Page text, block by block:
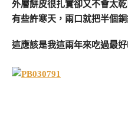
外層餅皮很扎實卻又不會太
有些許寒天，兩口就把半個
這應該是我這兩年來吃過最